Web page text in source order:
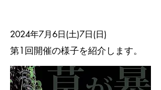
2024年7月6日(土)7日(日)
第1回開催の様子を紹介します。